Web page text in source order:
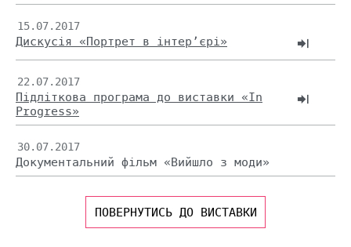
15.07.2017
Дискусія «Портрет в інтер’єрі»
22.07.2017
Підліткова програма до виставки «In
Progress»
30.07.2017
Документальний фільм «Вийшло з моди»
ПОВЕРНУТИСЬ ДО ВИСТАВКИ